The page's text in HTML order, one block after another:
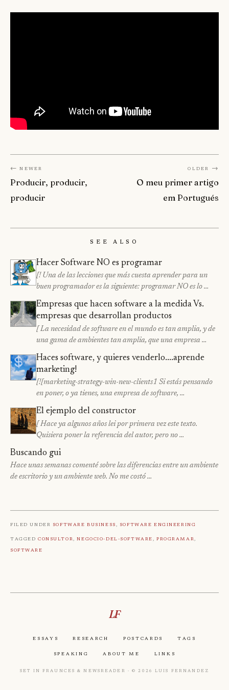
← Newer
Producir, producir,
producir
Older →
O meu primer artigo
em Portugués
See Also
Hacer Software NO es programar
[! Una de las lecciones que más cuesta aprender para un
buen programador es la siguiente: programar NO es lo …
Empresas que hacen software a la medida Vs.
empresas que desarrollan productos
[ La necesidad de software en el mundo es tan amplia, y de
una gama de ambientes tan amplia, que una empresa …
Haces software, y quieres venderlo....aprende
marketing!
[![marketing-strategy-win-new-clients1 Si estás pensando
en poner, o ya tienes, una empresa de software, …
El ejemplo del constructor
[ Hace ya algunos años lei por primera vez este texto.
Quisiera poner la referencia del autor, pero no …
Buscando gui
Hace unas semanas comenté sobre las diferencias entre un ambiente
de escritorio y un ambiente web. No me costó …
Filed under Software Business, Software Engineering
TaggedConsultor,Negocio-Del-Software,Programar,
Software
LF
Essays Research Postcards Tags
Speaking About Me Links
Set in Fraunces & Newsreader · © 2026 Luis Fernandez